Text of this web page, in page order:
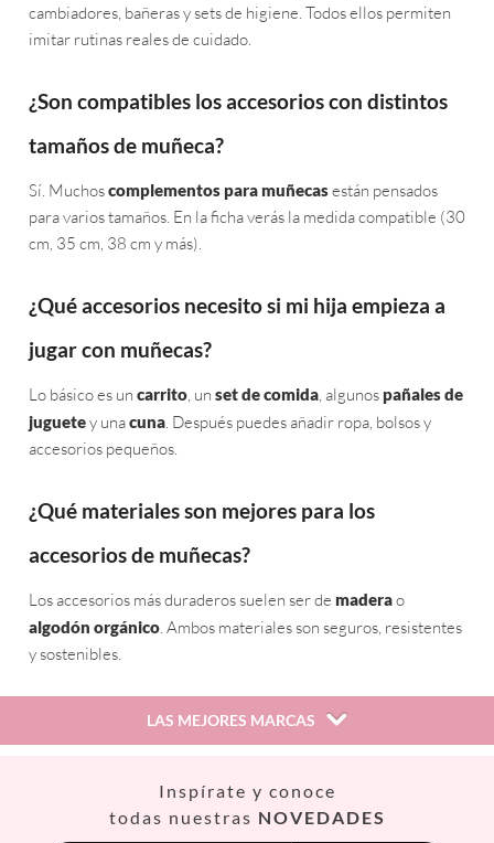
cambiadores, bañeras y sets de higiene. Todos ellos permiten
imitar rutinas reales de cuidado.
¿Son compatibles los accesorios con distintos
tamaños de muñeca?
Sí. Muchoscomplementos para muñecasestán pensados
para varios tamaños. En la ficha verás la medida compatible (30
cm, 35 cm, 38 cm y más).
¿Qué accesorios necesito si mi hija empieza a
jugar con muñecas?
Lo básico es un carrito, un set de comida, algunos pañales de
juguetey unacuna. Después puedes añadir ropa, bolsos y
accesorios pequeños.
¿Qué materiales son mejores para los
accesorios de muñecas?
Los accesorios más duraderos suelen ser de maderao
algodón orgánico. Ambos materiales son seguros, resistentes
y sostenibles.
LAS MEJORES MARCAS
Inspírate y conoce
todas nuestras NOVEDADES